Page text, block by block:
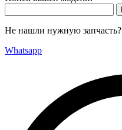
Не нашли нужную запчасть?
Whatsapp